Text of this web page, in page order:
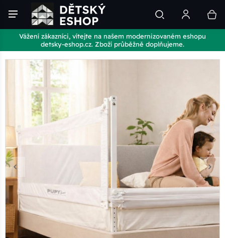
Vážení zákazníci, vítejte na našem modernizovaném eshopu
detsky-eshop.cz. Zboží průběžně doplňujeme.